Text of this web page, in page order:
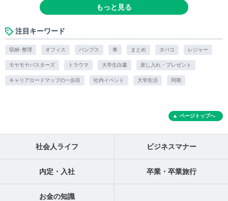
もっと見る
注目キーワード
収納･整理 オフィス パンプス 車 まとめ タバコ レジャー
モヤモヤバスターズ トラウマ 大学生白書 差し入れ・プレゼント
キャリアロードマップの一歩目 社内イベント 大学生活 同期
ページトップへ
社会人ライフ ビジネスマナー
内定・入社 卒業・卒業旅行
お金の知識